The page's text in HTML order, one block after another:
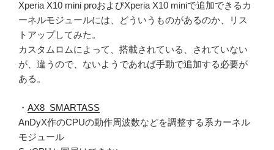
Xperia X10 mini proおよびXperia X10 miniで追加できるカ
ーネルモジュールには、どういうものがあるのか、リス
トアップしてみた。
カスタムロムによって、搭載されている、されていない
が、違うので、ないようであれば手動で追加する必要が
ある。
・ AX8_SMARTASS
AnDyX作のCPUの動作周波数などを調整する系カーネル
モジュール